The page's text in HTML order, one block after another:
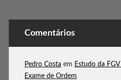
Comentários
Pedro Costa em Estudo da
Exame de Ordem